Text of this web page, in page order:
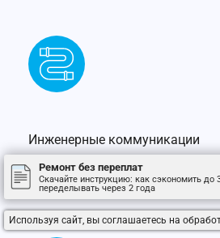
Инженерные коммуникации
Объем работ по замене или
систем учитывается в общей
Ремонт без переплат
Скачайте инструкцию: как сэкономить до
переделывать через 2 года
Используя сайт, вы соглашаетесь на